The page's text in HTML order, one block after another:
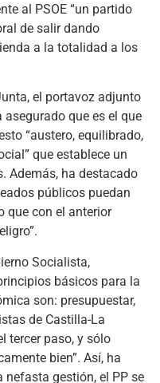
al PSOE “un partido
de salir dando
a la totalidad a los
el portavoz adjunto
que es el que
“austero, equilibrado,
que establece un
Además, ha destacado
públicos puedan
que con el anterior
Socialista,
básicos para la
son: presupuestar,
de Castilla-La
tercer paso, y sólo
bien”. Así, ha
nefasta gestión, el PP se